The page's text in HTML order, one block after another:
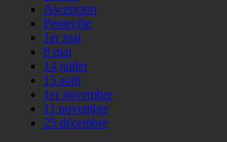
Ascencion
Pentecôte
1er mai
8 mai
14 juillet
15 août
1er novembre
11 novembre
25 décembre